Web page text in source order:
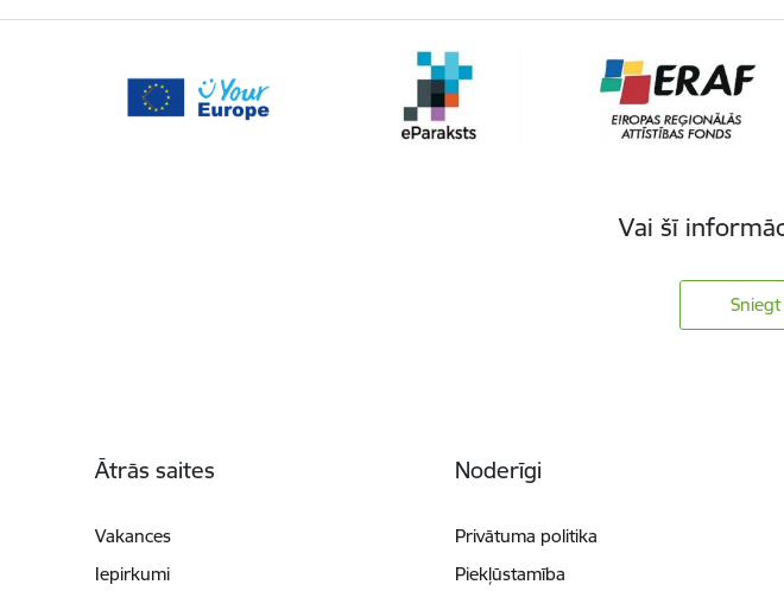
Vai šī
Ātrās saites
Vakances
Iepirkumi
Noderīgi
Privātuma politika
Piekļūstamība